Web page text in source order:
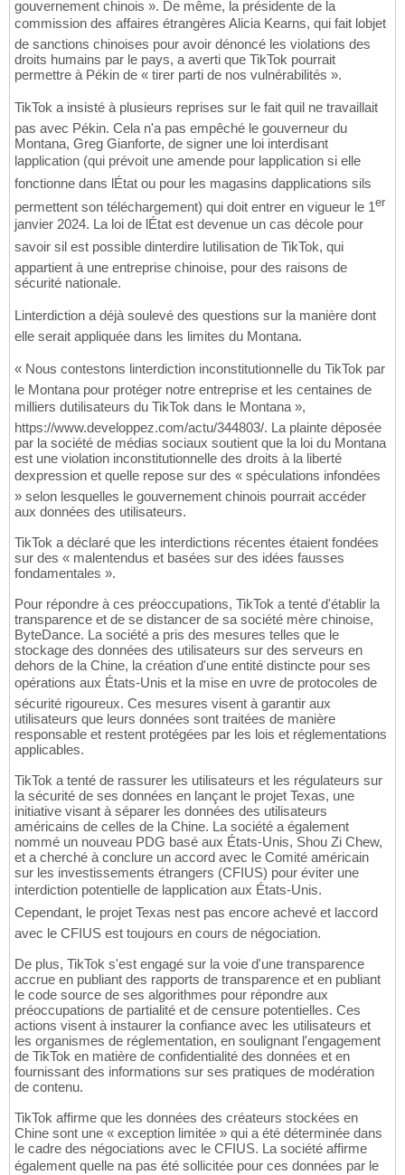
gouvernement chinois ». De même, la présidente de la
commission des affaires étrangères Alicia Kearns, qui fait lobjet
de sanctions chinoises pour avoir dénoncé les violations des
droits humains par le pays, a averti que TikTok pourrait
permettre à Pékin de « tirer parti de nos vulnérabilités ».
TikTok a insisté à plusieurs reprises sur le fait quil ne travaillait
pas avec Pékin. Cela n'a pas empêché le gouverneur du
Montana, Greg Gianforte, de signer une loi interdisant
lapplication (qui prévoit une amende pour lapplication si elle
fonctionne dans lÉtat ou pour les magasins dapplications sils
permettent son téléchargement) qui doit entrer en vigueur le 1er
janvier 2024. La loi de lÉtat est devenue un cas décole pour
savoir sil est possible dinterdire lutilisation de TikTok, qui
appartient à une entreprise chinoise, pour des raisons de
sécurité nationale.
Linterdiction a déjà soulevé des questions sur la manière dont
elle serait appliquée dans les limites du Montana.
« Nous contestons linterdiction inconstitutionnelle du TikTok par
le Montana pour protéger notre entreprise et les centaines de
milliers dutilisateurs du TikTok dans le Montana »,
https://www.developpez.com/actu/344803/. La plainte déposée
par la société de médias sociaux soutient que la loi du Montana
est une violation inconstitutionnelle des droits à la liberté
dexpression et quelle repose sur des « spéculations infondées
» selon lesquelles le gouvernement chinois pourrait accéder
aux données des utilisateurs.
TikTok a déclaré que les interdictions récentes étaient fondées
sur des « malentendus et basées sur des idées fausses
fondamentales ».
Pour répondre à ces préoccupations, TikTok a tenté d'établir la
transparence et de se distancer de sa société mère chinoise,
ByteDance. La société a pris des mesures telles que le
stockage des données des utilisateurs sur des serveurs en
dehors de la Chine, la création d'une entité distincte pour ses
opérations aux États-Unis et la mise en uvre de protocoles de
sécurité rigoureux. Ces mesures visent à garantir aux
utilisateurs que leurs données sont traitées de manière
responsable et restent protégées par les lois et réglementations
applicables.
TikTok a tenté de rassurer les utilisateurs et les régulateurs sur
la sécurité de ses données en lançant le projet Texas, une
initiative visant à séparer les données des utilisateurs
américains de celles de la Chine. La société a également
nommé un nouveau PDG basé aux États-Unis, Shou Zi Chew,
et a cherché à conclure un accord avec le Comité américain
sur les investissements étrangers (CFIUS) pour éviter une
interdiction potentielle de lapplication aux États-Unis.
Cependant, le projet Texas nest pas encore achevé et laccord
avec le CFIUS est toujours en cours de négociation.
De plus, TikTok s'est engagé sur la voie d'une transparence
accrue en publiant des rapports de transparence et en publiant
le code source de ses algorithmes pour répondre aux
préoccupations de partialité et de censure potentielles. Ces
actions visent à instaurer la confiance avec les utilisateurs et
les organismes de réglementation, en soulignant l'engagement
de TikTok en matière de confidentialité des données et en
fournissant des informations sur ses pratiques de modération
de contenu.
TikTok affirme que les données des créateurs stockées en
Chine sont une « exception limitée » qui a été déterminée dans
le cadre des négociations avec le CFIUS. La société affirme
également quelle na pas été sollicitée pour ces données par le